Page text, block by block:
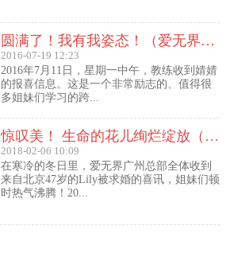
圆满了！我有我姿态！（爱无界婧婧圆满动态）
2016-07-19 12:23
2016年7月11日，星期一中午，教练收到婧婧
的报喜信息。这是一个非常励志的、值得很
多姐妹们学习的跨...
惊叹美！ 生命的花儿绚烂绽放（47岁的Lily结婚啦！）
2018-02-06 10:09
在寒冷的冬日里，爱无界广州总部全体收到
来自北京47岁的Lily被求婚的喜讯，姐妹们顿
时热气沸腾！20...